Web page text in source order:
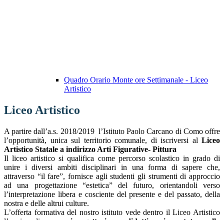
Quadro Orario Monte ore Settimanale - Liceo
Artistico
Liceo Artistico
A partire dall’a.s. 2018/2019 l’Istituto Paolo Carcano di Como offre
l’opportunità, unica sul territorio comunale, di iscriversi al Liceo
Artistico Statale a indirizzo Arti Figurative- Pittura
Il liceo artistico si qualifica come percorso scolastico in grado di
unire i diversi ambiti disciplinari in una forma di sapere che,
attraverso “il fare”, fornisce agli studenti gli strumenti di approccio
ad una progettazione “estetica” del futuro, orientandoli verso
l’interpretazione libera e cosciente del presente e del passato, della
nostra e delle altrui culture.
L’offerta formativa del nostro istituto vede dentro il Liceo Artistico